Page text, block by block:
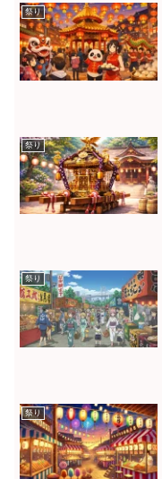
祭り
祭り
祭り
祭り